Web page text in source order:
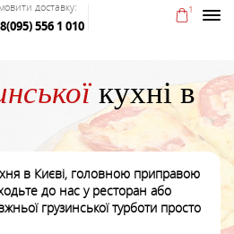
доставку:
556 1 010
1
кухні в
в Києві, головною приправою
до нас у ресторан або
грузинської турботи просто